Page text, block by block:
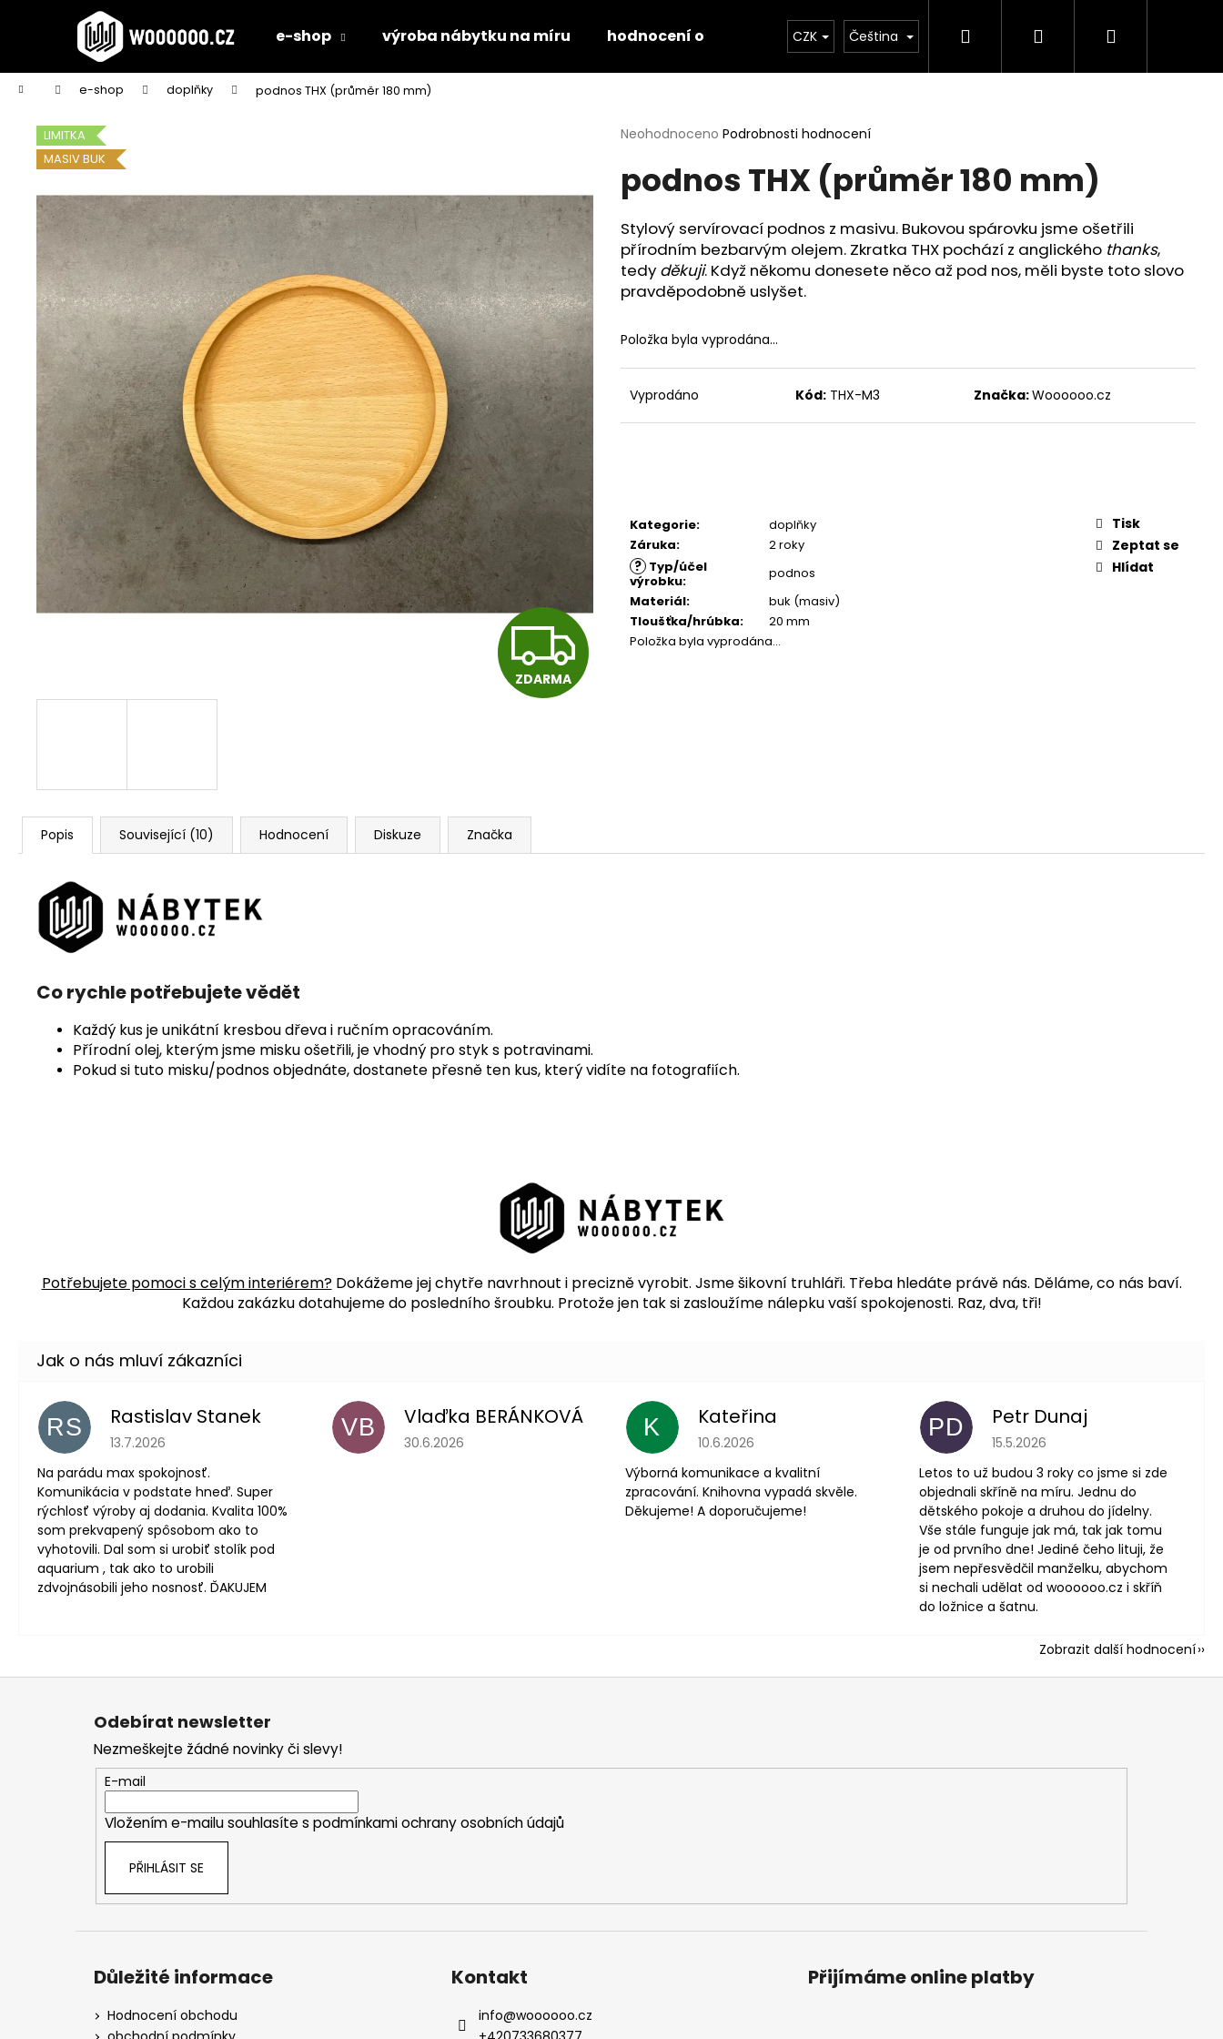
e-shop výroba nábytku na míru hodnocení obchodu kontakt
CZK Čeština Hledat PřihlášeníNákupní
Domů e-shop doplňky podnos THX (průměr 180 mm)
Průměrné
produktu
je
0,0
z
5
hvězdiček.
Neohodnoceno Podrobnosti hodnocení
podnos THX (průměr 180 mm)
Stylový servírovací podnos z masivu. Bukovou spárovku jsme ošetřili
přírodním bezbarvým olejem. Zkratka THX pochází z anglického thanks,
tedy děkuji. Když někomu donesete něco až pod nos, měli byste toto slovo
pravděpodobně uslyšet.
Položka byla vyprodána…
Vyprodáno Kód: THX-M3 Značka:Woooooo.cz
Kategorie:
doplňky
Záruka: 2 roky
? Typ/účel
výrobku:
podnos
Materiál:
buk (masiv)
Tloušťka/hrúbka:
20 mm
Položka byla vyprodána…
Tisk
Zeptat se
Hlídat
LIMITKA
MASIV BUK
Z
D
R
ZDARMA
Popis Související (10) Hodnocení Diskuze Značka
Co rychle potřebujete vědět
Každý kus je unikátní kresbou dřeva i ručním opracováním.
Přírodní olej, kterým jsme misku ošetřili, je vhodný pro styk s potravinami.
Pokud si tuto misku/podnos objednáte, dostanete přesně ten kus, který vidíte na fotografiích.
Potřebujete pomoci s celým interiérem?Dokážeme jej chytře navrhnout i precizně vyrobit. Jsme šikovní truhláři. Třeba hledáte právě nás. Děláme, co nás baví.
Každou zakázku dotahujeme do posledního šroubku. Protože jen tak si zasloužíme nálepku vaší spokojenosti. Raz, dva, tři!
RS Rastislav Stanek
Hodnocení obchodu je 5 z 5 hvězdiček.
13.7.2026
Na parádu max spokojnosť.
Komunikácia v podstate hneď. Super
rýchlosť výroby aj dodania. Kvalita 100%
som prekvapený spôsobom ako to
vyhotovili. Dal som si urobiť stolík pod
aquarium , tak ako to urobili
zdvojnásobili jeho nosnosť. ĎAKUJEM
VB Vlaďka BERÁNKOVÁ
Hodnocení obchodu je 5 z 5 hvězdiček.
30.6.2026
K Kateřina
Hodnocení obchodu je 5 z 5 hvězdiček.
10.6.2026
Výborná komunikace a kvalitní
zpracování. Knihovna vypadá skvěle.
Děkujeme! A doporučujeme!
PD Petr Dunaj
Hodnocení obchodu je 5 z 5
15.5.2026
Letos to už budou 3 roky co jsme si zde
objednali skříně na míru. Jednu do
dětského pokoje a druhou do jídelny.
Vše stále funguje jak má, tak jak tomu
je od prvního dne! Jediné čeho lituji, že
jsem nepřesvědčil manželku, abychom
si nechali udělat od woooooo.cz i skříň
do ložnice a šatnu.
Zobrazit další hodnocení
í
Zpět
do
obchodu
Zpět
do
obchodu
Co potřebujete najít?
HLEDAT
Doporučujeme
STOLOVÁ DESKA BÍLÁ
3 600 Kč
STOLOVÁ DESKA HALIFAX PŘÍRODNÍ
4 380 Kč
STOLOVÁ DESKA OVÁL BARDOLINO
Z
Odebírat newsletter
Nezmeškejte žádné novinky či slevy!
E-mail
Vložením e-mailu souhlasíte s podmínkami ochrany osobních údajů
PŘIHLÁSIT SE
Důležité informace
Hodnocení obchodu
Kontakt
info@woooooo.cz
Přijímáme online platby